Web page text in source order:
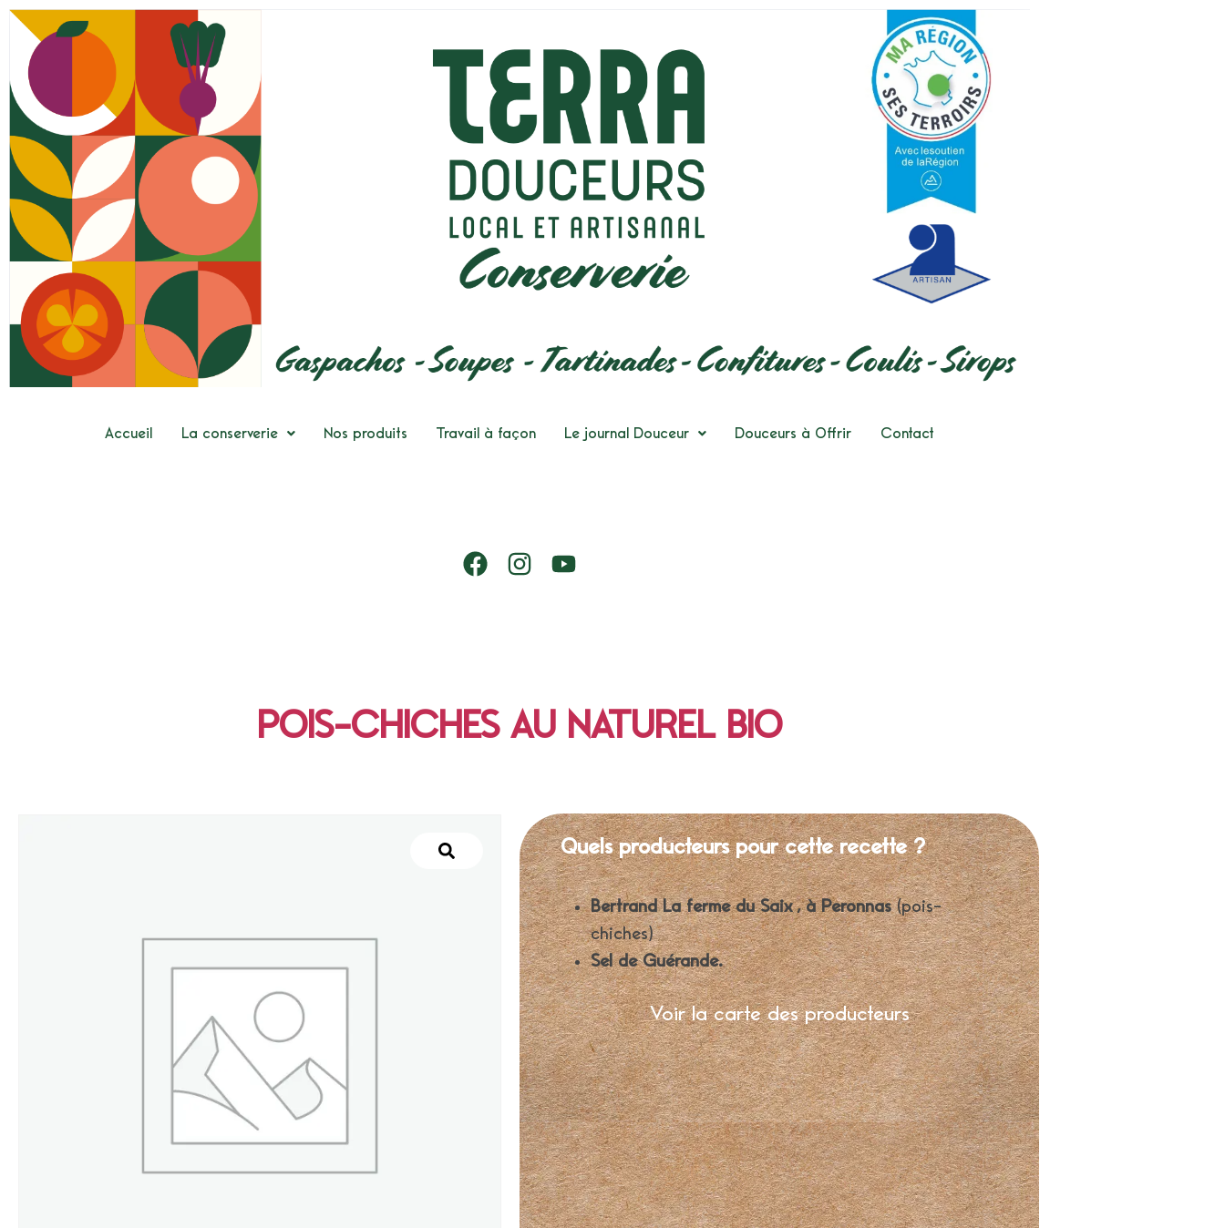
Accueil La conserverie Nos produits Travail à façon Le journal Douceur Douceurs à Offrir Contact
POIS-CHICHES AU NATUREL BIO
Quels producteurs pour cette recette ?
Bertrand La ferme du Saix , à Peronnas(pois-
chiches)
Sel de Guérande.
Voir la carte des producteurs